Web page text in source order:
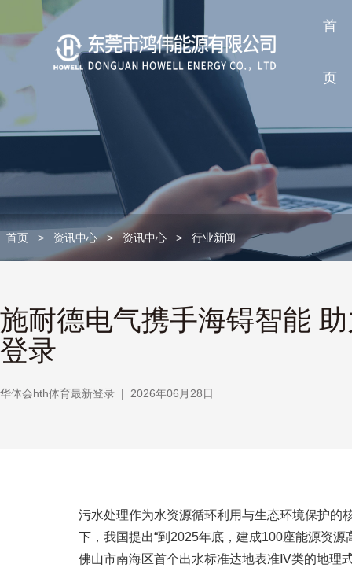
首
页
首页 > 资讯中心 > 资讯中心 > 行业新闻
施耐德电气携手海锝智能
登录
华体会hth体育最新登录 | 2026年06月28日
污水处理作为水资源循环利用与生态环境保护的
下，我国提出“到2025年底，建成100座能源资
佛山市南海区首个出水标准达地表准Ⅳ类的地理